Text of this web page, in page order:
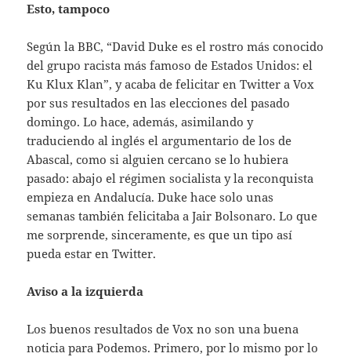
Esto, tampoco
Según la BBC, “David Duke es el rostro más conocido
del grupo racista más famoso de Estados Unidos: el
Ku Klux Klan”, y acaba de felicitar en Twitter a Vox
por sus resultados en las elecciones del pasado
domingo. Lo hace, además, asimilando y
traduciendo al inglés el argumentario de los de
Abascal, como si alguien cercano se lo hubiera
pasado: abajo el régimen socialista y la reconquista
empieza en Andalucía. Duke hace solo unas
semanas también felicitaba a Jair Bolsonaro. Lo que
me sorprende, sinceramente, es que un tipo así
pueda estar en Twitter.
Aviso a la izquierda
Los buenos resultados de Vox no son una buena
noticia para Podemos. Primero, por lo mismo por lo